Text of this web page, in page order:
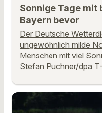
Sonnige Tage mit
Bayern bevor
Der Deutsche
ungewöhnlich milde
Menschen mit viel
Stefan Puchner/dpa